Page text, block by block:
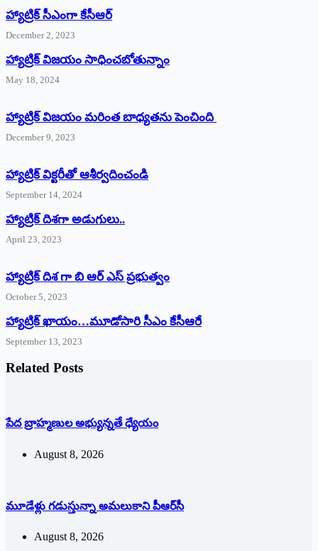
హ్యాట్రిక్‌ ‌సీఎంగా కేసీఆర్‌
December 2, 2023
హ్యాట్రిక్‌ విజయం సాధించబోతున్నాం
May 18, 2024
హ్యాట్రిక్ విజయం మరింత బాధ్యతను పెంచింది
December 9, 2023
హ్యాట్రిక్‌ ‌విక్టరీతో ఆశీర్వదించండి
September 14, 2024
‌హ్యాట్రిక్‌ ‌దిశగా అడుగులు..
April 23, 2023
హ్యాట్రిక్ దిశ గా బి ఆర్ ఎస్ ప్రభుత్వం
October 5, 2023
హ్యాట్రిక్‌ ‌ఖాయం…మూడోసారి సీఎం కేసీఆరే
September 13, 2023
Related Posts
పేద బ్రాహ్మణుల అభ్యున్నతే ధ్యేయం
August 8, 2026
మూడేళ్లు గ‌డుస్తున్నా అమ‌లుకాని పీఆర్‌సీ
August 8, 2026